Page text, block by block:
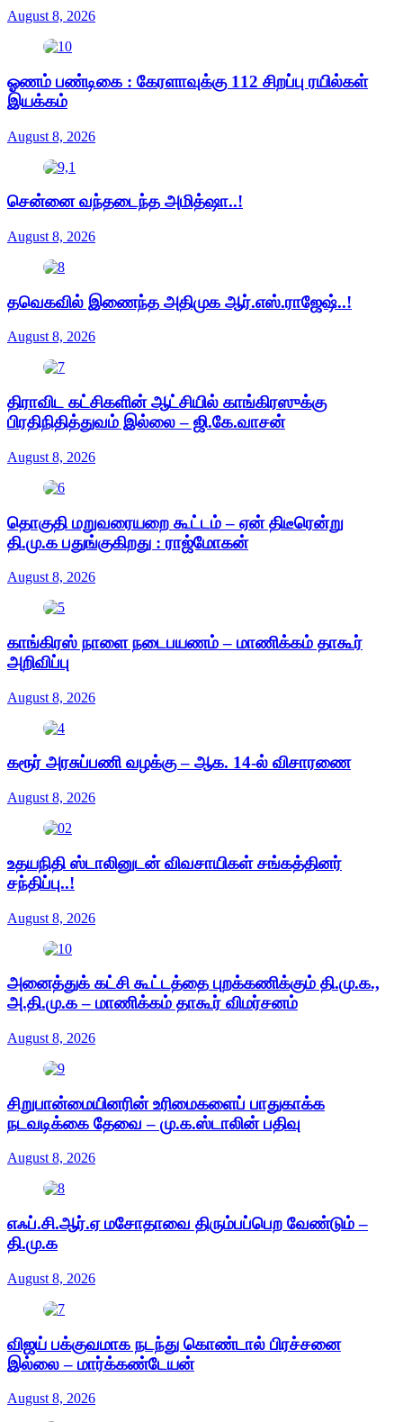
August 8, 2026
ஓணம் பண்டிகை : கேரளாவுக்கு 112 சிறப்பு ரயில்கள்
இயக்கம்
August 8, 2026
சென்னை வந்தடைந்த அமித்ஷா..!
August 8, 2026
தவெகவில் இணைந்த அதிமுக ஆர்.எஸ்.ராஜேஷ்..!
August 8, 2026
திராவிட கட்சிகளின் ஆட்சியில் காங்கிரஸுக்கு
பிரதிநிதித்துவம் இல்லை – ஜி.கே.வாசன்
August 8, 2026
தொகுதி மறுவரையறை கூட்டம் – ஏன் திடீரென்று
தி.மு.க பதுங்குகிறது : ராஜ்மோகன்
August 8, 2026
காங்கிரஸ் நாளை நடைபயணம் – மாணிக்கம் தாகூர்
அறிவிப்பு
August 8, 2026
கரூர் அரசுப்பணி வழக்கு – ஆக. 14-ல் விசாரணை
August 8, 2026
உதயநிதி ஸ்டாலினுடன் விவசாயிகள் சங்கத்தினர்
சந்திப்பு..!
August 8, 2026
அனைத்துக் கட்சி கூட்டத்தை புறக்கணிக்கும் தி.மு.க.,
அ.தி.மு.க – மாணிக்கம் தாகூர் விமர்சனம்
August 8, 2026
சிறுபான்மையினரின் உரிமைகளைப் பாதுகாக்க
நடவடிக்கை தேவை – மு.க.ஸ்டாலின் பதிவு
August 8, 2026
எஃப்.சி.ஆர்.ஏ மசோதாவை திரும்பப்பெற வேண்டும் –
தி.மு.க
August 8, 2026
விஜய் பக்குவமாக நடந்து கொண்டால் பிரச்சனை
இல்லை – மார்க்கண்டேயன்
August 8, 2026